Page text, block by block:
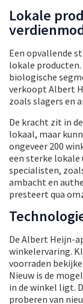
Lokale
Een opvallende
lokale
biologische
verkoopt Albert
zoals slagers en
De kracht zit in
lokaal, maar
ongeveer 200
een sterke
specialisten,
ambacht en
presteert qua
De Albert Heijn-
winkelervaring.
voorraden
Nieuw is de
in de winkel ligt.
proberen van